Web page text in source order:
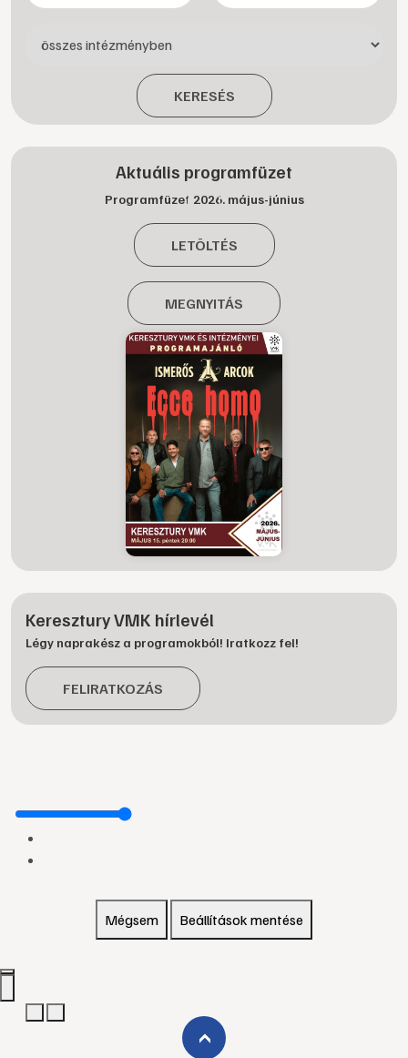
KERESÉS
Aktuális programfüzet
Programfüzet 2026. május-június
LETÖLTÉS
MEGNYITÁS
Keresztury VMK hírlevél
Légy naprakész a programokból! Iratkozz fel!
FELIRATKOZÁS
Mégsem Beállítások mentése
›